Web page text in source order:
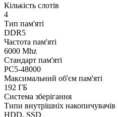
Кількість слотів
4
Тип пам'яті
DDR5
Частота пам'яті
6000 Mhz
Стандарт пам'яті
PC5-48000
Максимальний об'єм пам'яті
192 ГБ
Система зберігання
Типи внутрішніх накопичувачів
HDD, SSD